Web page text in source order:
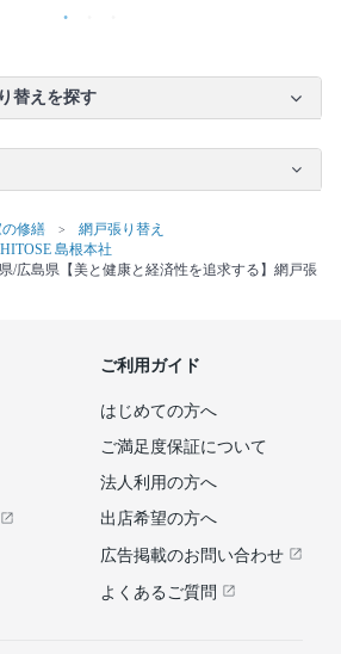
替えを探す
修繕
網戸張り替え
島根本社
/広島県【美と健康と経済性を追求する】網戸張
ご利用ガイド
はじめての方へ
ご満足度保証について
法人利用の方へ
出店希望の方へ
広告掲載のお問い合わせ
よくあるご質問